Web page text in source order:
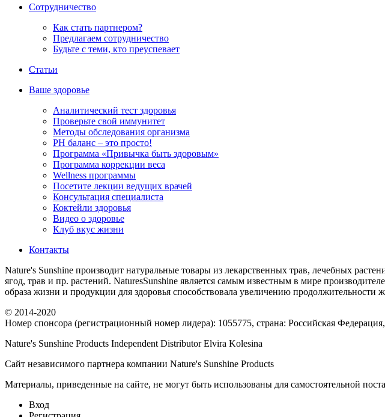
Сотрудничество
Как стать партнером?
Предлагаем сотрудничество
Будьте с теми, кто преуспевает
Статьи
Ваше здоровье
Аналитический тест здоровья
Проверьте свой иммунитет
Методы обследования организма
РH баланс – это просто!
Программа «Привычка быть здоровым»
Программа коррекции веса
Wellness программы
Посетите лекции ведущих врачей
Консультация специалиста
Коктейли здоровья
Видео о здоровье
Клуб вкус жизни
Контакты
Nature's Sunshine производит натуральные товары из лекарственных трав, лечебных
ягод, трав и пр. растений. NaturesSunshine является самым известным в мире
образа жизни и продукции для здоровья способствовала увеличению
© 2014-2020
Номер спонсора (регистрационный номер лидера): 1055775, страна: Российская
Nature's Sunshine Products Independent Distributor Elvira Kolesina
Сайт независимого партнера компании Nature's Sunshine Products
Материалы, приведенные на сайте, не могут быть использованы для самостоятельной
Вход